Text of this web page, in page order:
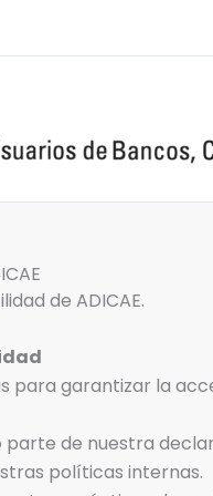
de ADICAE.
para garantizar la
de nuestra
políticas internas.